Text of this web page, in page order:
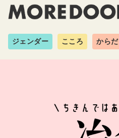
ジェンダー こころ からだ